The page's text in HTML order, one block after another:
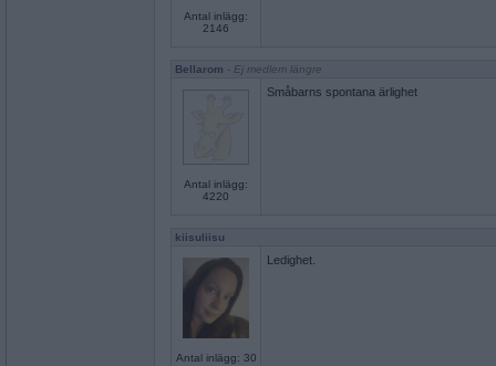
Antal inlägg:
2146
Bellarom - Ej medlem längre
Antal inlägg:
4220
Småbarns spontana ärlighet
kiisuliisu
Antal inlägg: 30
Ledighet.